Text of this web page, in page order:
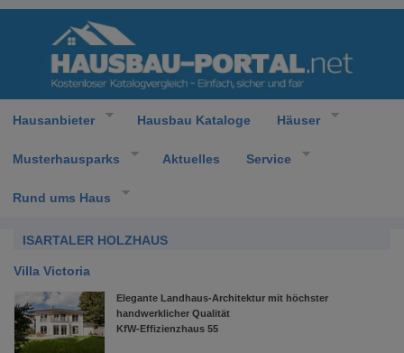
Hausanbieter Hausbau Kataloge Häuser
Musterhausparks Aktuelles Service
Rund ums Haus
ISARTALER HOLZHAUS
Villa Victoria
Elegante Landhaus-Architektur mit höchster
handwerklicher Qualität
KfW-Effizienzhaus 55